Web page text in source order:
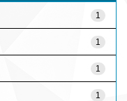
1
1
1
1